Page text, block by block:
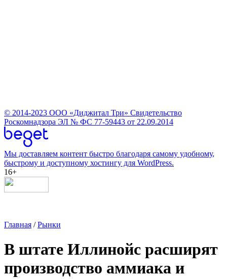
© 2014-2023 ООО «Диджитал Три» Свидетельство
Роскомнадзора ЭЛ № ФС 77-59443 от 22.09.2014
Мы доставляем контент быстро благодаря самому удобному,
быстрому и доступному хостингу для WordPress.
16+
Главная /Рынки
В штате Иллинойс расширят
производство аммиака и